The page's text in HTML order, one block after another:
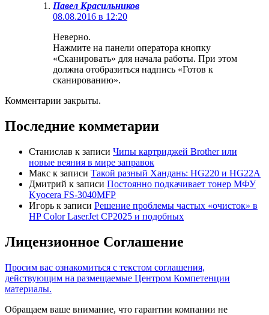
Павел Красильников
08.08.2016 в 12:20
Неверно.
Нажмите на панели оператора кнопку
«Сканировать» для начала работы. При этом
должна отобразиться надпись «Готов к
сканированию».
Комментарии закрыты.
Последние комметарии
Станислав к записи Чипы картриджей Brother или
новые веяния в мире заправок
Макс к записи Такой разный Хандань: HG220 и HG22A
Дмитрий к записи Постоянно подкачивает тонер МФУ
Kyocera FS-3040MFP
Игорь к записи Решение проблемы частых «очисток» в
HP Color LaserJet CP2025 и подобных
Лицензионное Соглашение
Просим вас ознакомиться с текстом соглашения,
действующим на размещаемые Центром Компетенции
материалы.
Обращаем ваше внимание, что гарантии компании не